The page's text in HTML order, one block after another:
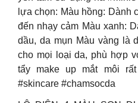
lựa chọn: Màu hồng: Dành
đến nhạy cảm Màu xanh:
dầu, da mụn Màu vàng là
cho mọi loại da, phù hợp
tẩy make up mắt môi rất
#skincare #chamsocda